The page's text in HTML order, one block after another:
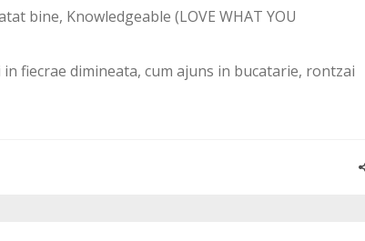
bine, Knowledgeable (LOVE WHAT YOU
fiecrae dimineata, cum ajuns in bucatarie, rontzai